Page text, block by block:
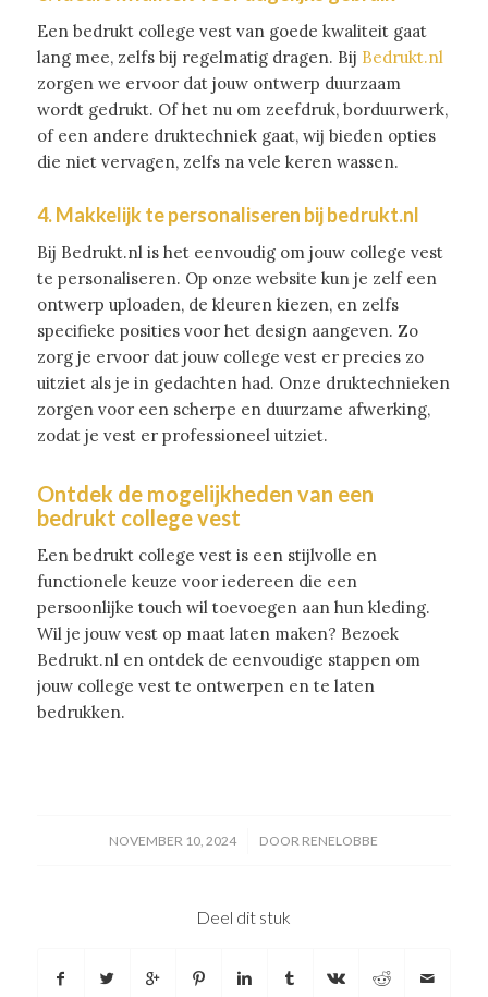
Een bedrukt college vest van goede kwaliteit gaat
lang mee, zelfs bij regelmatig dragen. Bij Bedrukt.nl
zorgen we ervoor dat jouw ontwerp duurzaam
wordt gedrukt. Of het nu om zeefdruk, borduurwerk,
of een andere druktechniek gaat, wij bieden opties
die niet vervagen, zelfs na vele keren wassen.
4. Makkelijk te personaliseren bij bedrukt.nl
Bij Bedrukt.nl is het eenvoudig om jouw college vest
te personaliseren. Op onze website kun je zelf een
ontwerp uploaden, de kleuren kiezen, en zelfs
specifieke posities voor het design aangeven. Zo
zorg je ervoor dat jouw college vest er precies zo
uitziet als je in gedachten had. Onze druktechnieken
zorgen voor een scherpe en duurzame afwerking,
zodat je vest er professioneel uitziet.
Ontdek de mogelijkheden van een
bedrukt college vest
Een bedrukt college vest is een stijlvolle en
functionele keuze voor iedereen die een
persoonlijke touch wil toevoegen aan hun kleding.
Wil je jouw vest op maat laten maken? Bezoek
Bedrukt.nl en ontdek de eenvoudige stappen om
jouw college vest te ontwerpen en te laten
bedrukken.
NOVEMBER 10, 2024
/ DOOR RENELOBBE
Deel dit stuk